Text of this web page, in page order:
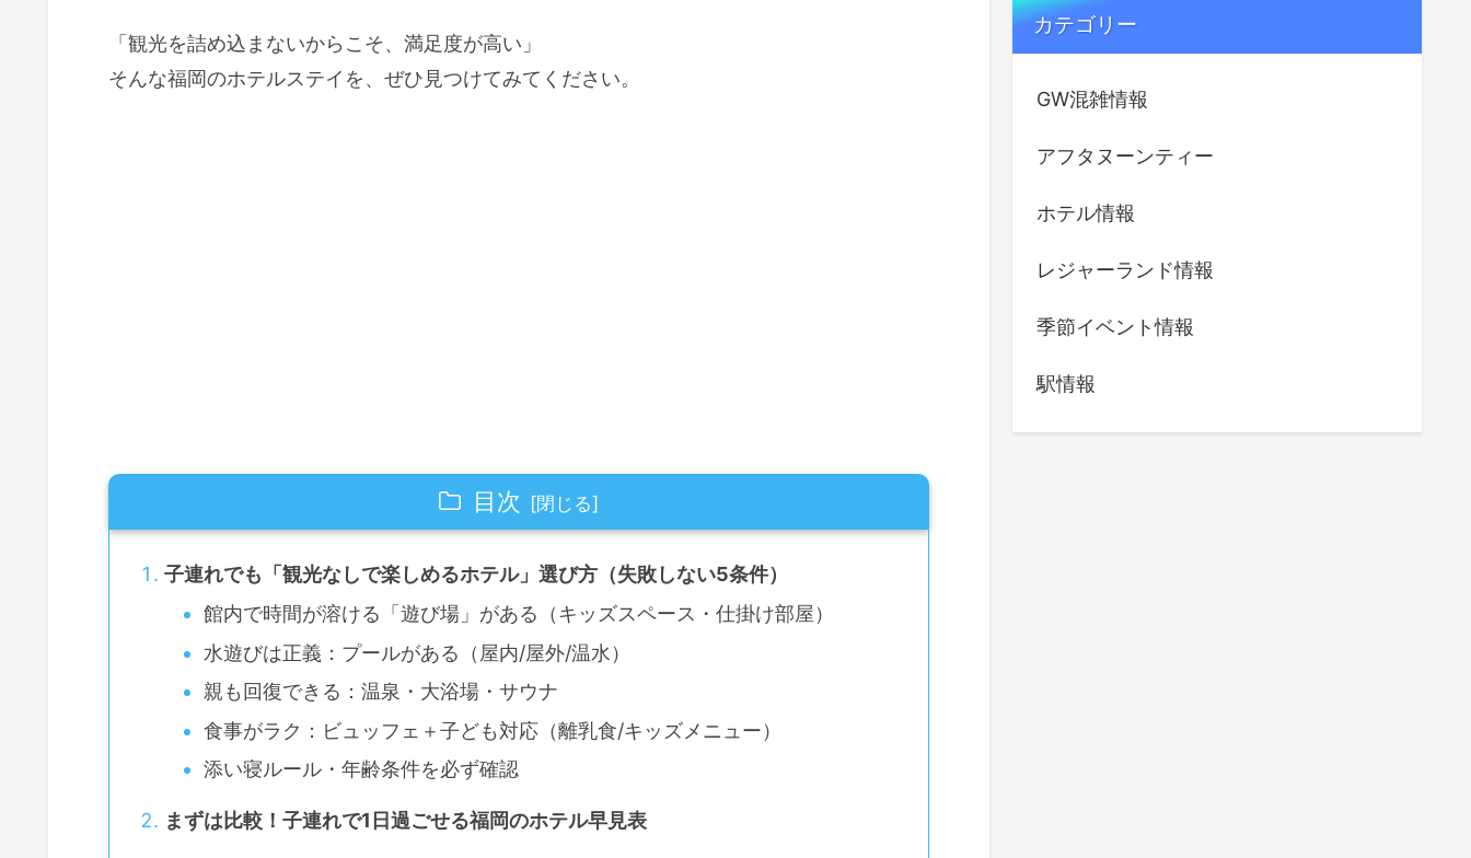
「観光を詰め込まないからこそ、満足度が高い」
そんな福岡のホテルステイを、ぜひ見つけてみてください。
目次
子連れでも「観光なしで楽しめるホテル」選び方（失敗しない5条件）
館内で時間が溶ける「遊び場」がある（キッズスペース・仕掛け部屋）
水遊びは正義：プールがある（屋内/屋外/温水）
親も回復できる：温泉・大浴場・サウナ
食事がラク：ビュッフェ＋子ども対応（離乳食/キッズメニュー）
添い寝ルール・年齢条件を必ず確認
まずは比較！子連れで1日過ごせる福岡のホテル早見表
カテゴリー
GW混雑情報
アフタヌーンティー
ホテル情報
レジャーランド情報
季節イベント情報
駅情報